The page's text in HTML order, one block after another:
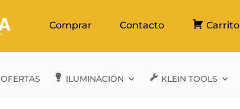
Comprar Contacto Carrito
OFERTAS ILUMINACIÓN KLEIN TOOLS